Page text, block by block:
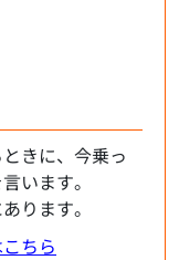
きに、今乗っ
います。
ります。
ちら